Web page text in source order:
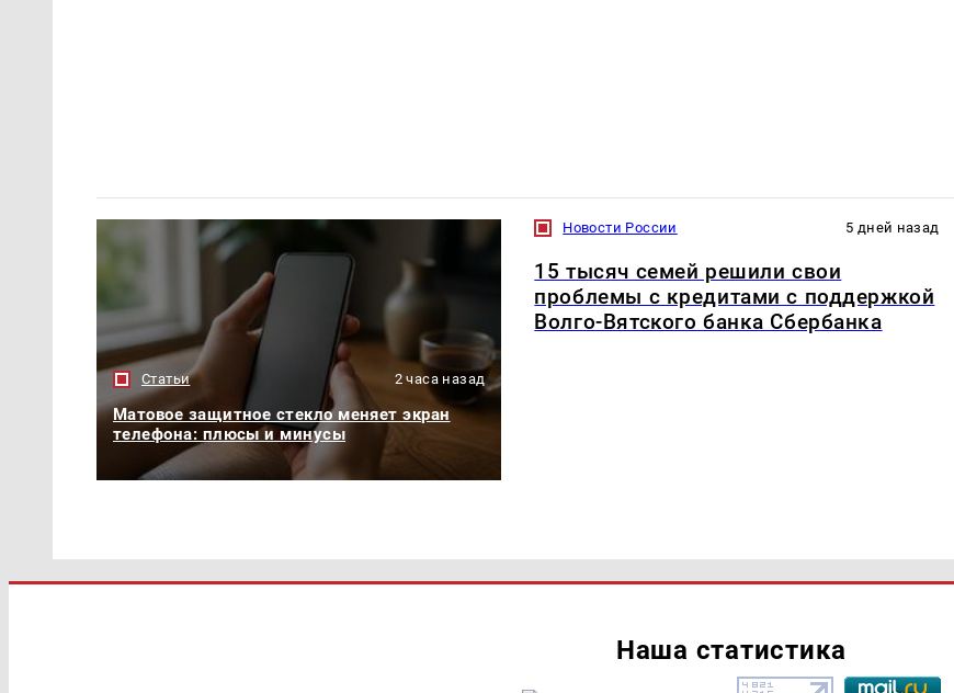
Статьи 2 часа назад
Матовое защитное стекло меняет экран
телефона: плюсы и минусы
Новости России 5 дней назад
15 тысяч семей решили свои
проблемы с кредитами с поддержкой
Волго-Вятского банка Сбербанка
Наша статистика